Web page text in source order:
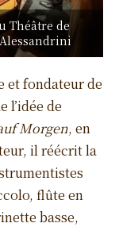
Théâtre de
et fondateur de
l’idée de
Morgen, en
il réécrit la
flûte en
basse,